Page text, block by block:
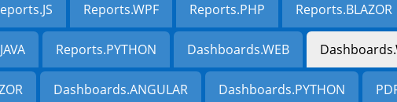
Reports.WPF Reports.PHP Reports.BLAZOR
Reports.PYTHON Dashboards.WEB
Dashboards.ANGULAR Dashboards.PYTHON